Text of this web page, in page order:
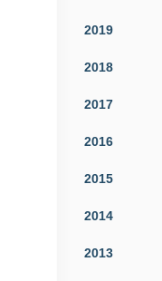
2019
2018
2017
2016
2015
2014
2013